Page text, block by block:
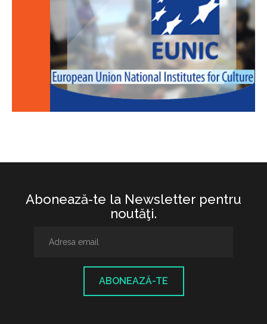
Abonează-te la Newsletter pentru
noutăţi.
ABONEAZĂ-TE